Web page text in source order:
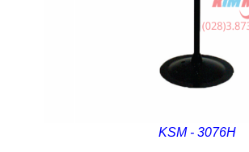
KSM - 3076H